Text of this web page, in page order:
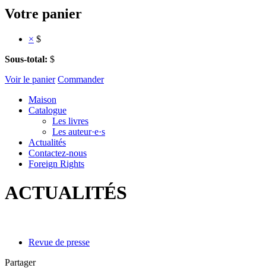
Votre panier
× $
Sous-total: $
Voir le panier Commander
Maison
Catalogue
Les livres
Les auteur·e·s
Actualités
Contactez-nous
Foreign Rights
ACTUALITÉS
Revue de presse
Partager